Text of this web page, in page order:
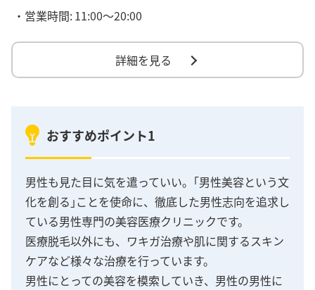
・営業時間:11:00～20:00
詳細を見る
おすすめポイント1
男性も見た目に気を遣っていい。｢男性美容という文
化を創る｣ことを使命に、徹底した男性志向を追求し
ている男性専門の美容医療クリニックです。
医療脱毛以外にも、ワキガ治療や肌に関するスキン
ケアなど様々な治療を行っています。
男性にとっての美容を模索していき、男性の男性に